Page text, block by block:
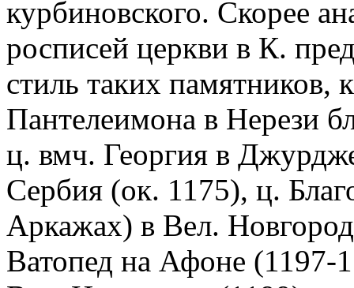
курбиновского. Скорее
росписей церкви в К.
стиль таких памятников,
Пантелеимона в Нерези
ц. вмч. Георгия в
Сербия (ок. 1175), ц.
Аркажах) в Вел.
Ватопед на Афоне (1197-